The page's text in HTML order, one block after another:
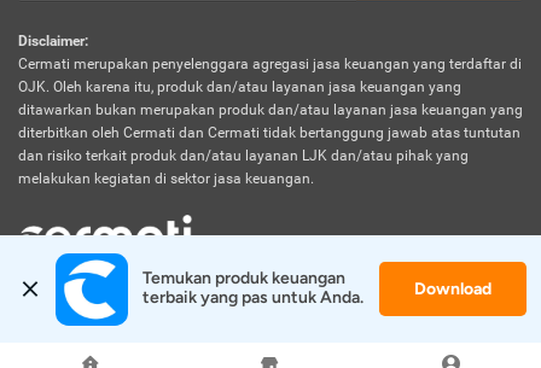
Disclaimer:
Cermati merupakan penyelenggara agregasi jasa keuangan yang terdaftar di
OJK. Oleh karena itu, produk dan/atau layanan jasa keuangan yang
ditawarkan bukan merupakan produk dan/atau layanan jasa keuangan yang
diterbitkan oleh Cermati dan Cermati tidak bertanggung jawab atas tuntutan
dan risiko terkait produk dan/atau layanan LJK dan/atau pihak yang
melakukan kegiatan di sektor jasa keuangan.
© 2026 Cermati. All Rights Reserved.
Temukan produk keuangan
terbaik yang pas untuk Anda.
Download